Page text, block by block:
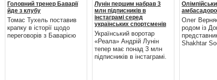
Головний тренер Баварії
йде з клубу
Томас Тухель поставив
крапку в історії щодо
переговорів з Баварією
Лунін першим набрав 3
млн підписників в
інстаграмі серед
українських спортсменів
Український воротар
«Реала» Андрій Лунін
тепер має понад 3 млн
підписників в інстаграмі.
Олег
родом із
Shakhtar